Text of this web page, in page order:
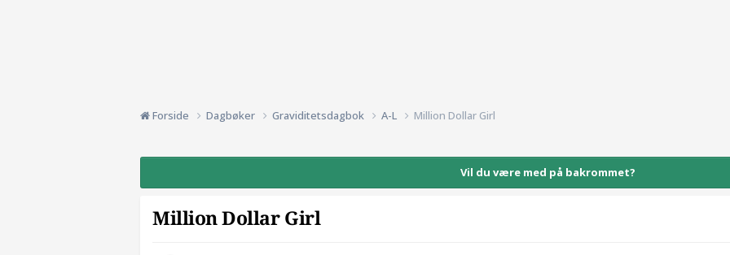
Forside Dagbøker Graviditetsdagbok A-L Million Dollar Girl
Vil du være med på bakrommet?
Million Dollar Girl